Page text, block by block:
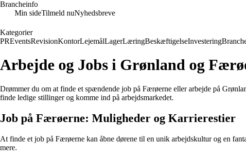
Brancheinfo
Min sideTilmeld nuNyhedsbreve
Kategorier
PREventsRevisionKontorLejemålLagerLæringBeskæftigelseInvestering
Arbejde og Jobs i Grønland og
Drømmer du om at finde et spændende job på Færøerne eller arbejde på
finde ledige stillinger og komme ind på arbejdsmarkedet.
Job på Færøerne: Muligheder og Karrierestier
At finde et job på Færøerne kan åbne dørene til en unik arbejdskultur og en
mere.